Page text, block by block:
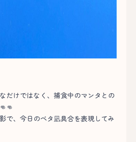
だけではなく、捕食中のマンタとの
で、今日のベタ凪具合を表現してみ